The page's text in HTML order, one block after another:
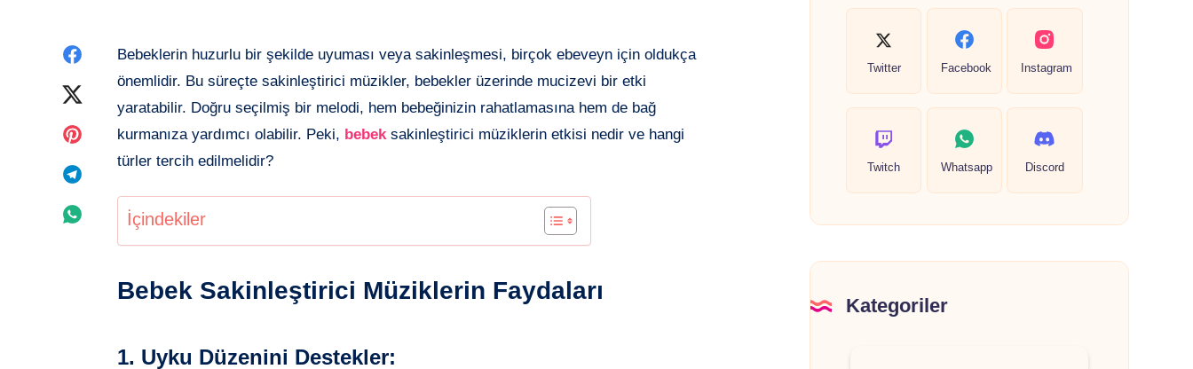
Facebook'de
paylaşın
paylaşın
Pinterest'de
paylaşın
paylaşın
Whatsapp'de
paylaşın
Bebeklerin huzurlu bir şekilde uyuması veya sakinleşmesi, birçok ebeveyn için oldukça
önemlidir. Bu süreçte sakinleştirici müzikler, bebekler üzerinde mucizevi bir etki
yaratabilir. Doğru seçilmiş bir melodi, hem bebeğinizin rahatlamasına hem de bağ
kurmanıza yardımcı olabilir. Peki, bebek sakinleştirici müziklerin etkisi nedir ve hangi
türler tercih edilmelidir?
İçindekiler
Bebek Sakinleştirici Müziklerin Faydaları
1. Uyku Düzenini Destekler:
Twitter Facebook Instagram
Twitch Whatsapp Discord
Kategoriler